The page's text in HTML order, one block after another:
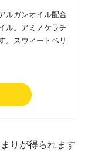
ルガンオイル配合
ル。アミノケラチ
。スウィートベリ
ングの仕上げに毛
る髪に。量を調整
、ドライヤーで乾
りが得られます